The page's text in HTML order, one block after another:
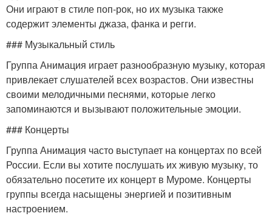
Они играют в стиле поп-рок, но их музыка также
содержит элементы джаза, фанка и регги.
### Музыкальный стиль
Группа Анимация играет разнообразную музыку, которая
привлекает слушателей всех возрастов. Они известны
своими мелодичными песнями, которые легко
запоминаются и вызывают положительные эмоции.
### Концерты
Группа Анимация часто выступает на концертах по всей
России. Если вы хотите послушать их живую музыку, то
обязательно посетите их концерт в Муроме. Концерты
группы всегда насыщены энергией и позитивным
настроением.